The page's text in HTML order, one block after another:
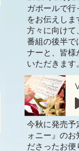
ガポールで行
をお伝えしま
方々に向けて
番組の後半で
ナーと、皆様
いただきます。
今秋に発売予
ォニー』のお
ださったお便